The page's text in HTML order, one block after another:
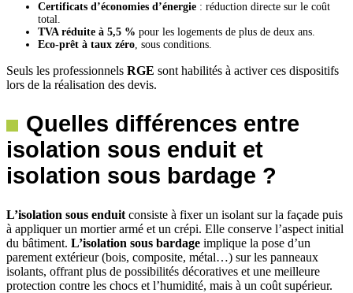
Certificats d’économies d’énergie : réduction directe sur le coût
total.
TVA réduite à 5,5 % pour les logements de plus de deux ans.
Eco-prêt à taux zéro, sous conditions.
Seuls les professionnels RGE sont habilités à activer ces dispositifs
lors de la réalisation des devis.
Quelles différences entre
isolation sous enduit et
isolation sous bardage ?
L’isolation sous enduit consiste à fixer un isolant sur la façade puis
à appliquer un mortier armé et un crépi. Elle conserve l’aspect initial
du bâtiment. L’isolation sous bardage implique la pose d’un
parement extérieur (bois, composite, métal…) sur les panneaux
isolants, offrant plus de possibilités décoratives et une meilleure
protection contre les chocs et l’humidité, mais à un coût supérieur.